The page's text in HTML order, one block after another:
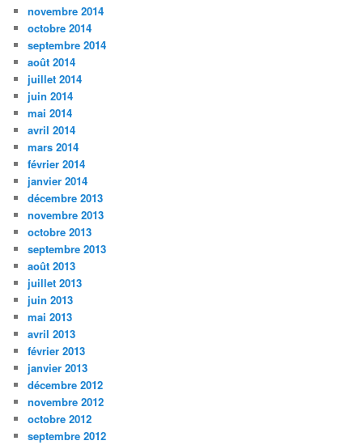
novembre 2014
octobre 2014
septembre 2014
août 2014
juillet 2014
juin 2014
mai 2014
avril 2014
mars 2014
février 2014
janvier 2014
décembre 2013
novembre 2013
octobre 2013
septembre 2013
août 2013
juillet 2013
juin 2013
mai 2013
avril 2013
février 2013
janvier 2013
décembre 2012
novembre 2012
octobre 2012
septembre 2012